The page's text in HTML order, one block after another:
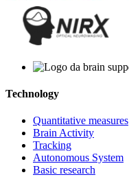
Technology
Quantitative measures
Brain Activity
Tracking
Autonomous System
Basic research